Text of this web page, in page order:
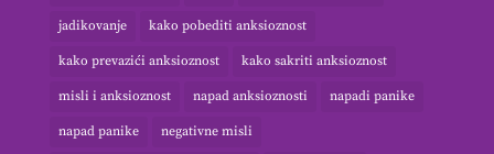
jadikovanje kako pobediti anksioznost
kako prevazići anksioznost kako sakriti anksioznost
misli i anksioznost napad anksioznosti napadi panike
napad panike negativne misli